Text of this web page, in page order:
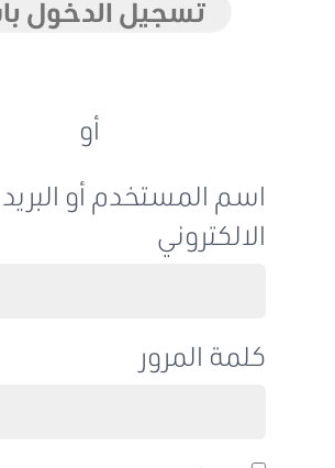
تسجيل الدخول
اسم المستخدم أو البريد
الالكتروني
كلمة المرور